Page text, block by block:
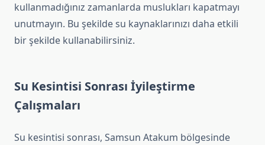
kullanmadığınız zamanlarda muslukları kapatmayı
unutmayın. Bu şekilde su kaynaklarınızı daha etkili
bir şekilde kullanabilirsiniz.
Su Kesintisi Sonrası İyileştirme
Çalışmaları
Su kesintisi sonrası, Samsun Atakum bölgesinde